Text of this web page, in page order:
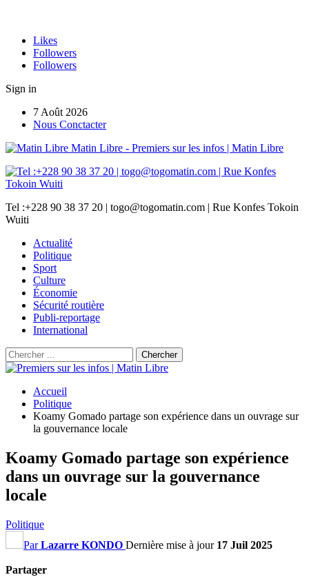
Likes
Followers
Followers
Sign in
7 Août 2026
Nous Conctacter
Matin Libre - Premiers sur les infos | Matin Libre
Tel :+228 90 38 37 20 | togo@togomatin.com | Rue Konfes Tokoin
Wuiti
Actualité
Politique
Sport
Culture
Économie
Sécurité routière
Publi-reportage
International
Accueil
Politique
Koamy Gomado partage son expérience dans un ouvrage sur
la gouvernance locale
Koamy Gomado partage son expérience
dans un ouvrage sur la gouvernance
locale
Politique
ParLazarre KONDO Dernière mise à jour 17 Juil 2025
Partager